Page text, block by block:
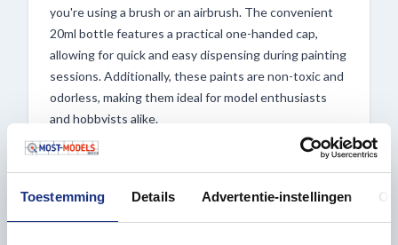
Toestemming Details Advertentie-instellingen
you're using a brush or an airbrush. The convenient
20ml bottle features a practical one-handed cap,
allowing for quick and easy dispensing during painting
sessions. Additionally, these paints are non-toxic and
odorless, making them ideal for model enthusiasts
and hobbyists alike.
Experience the convenience and versatility of ATOM